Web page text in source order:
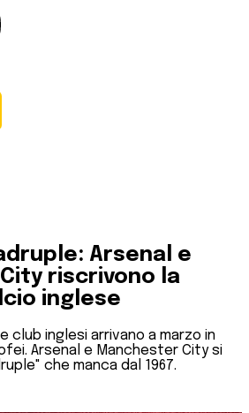
Arsenal e
riscrivono la
inglese
club inglesi arrivano a marzo in
Arsenal e Manchester City si
che manca dal 1967.